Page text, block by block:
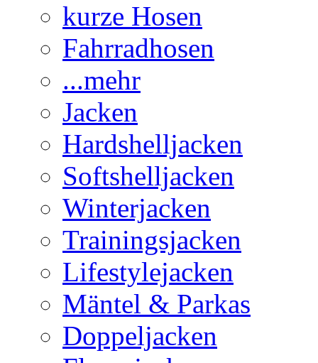
kurze Hosen
Fahrradhosen
...mehr
Jacken
Hardshelljacken
Softshelljacken
Winterjacken
Trainingsjacken
Lifestylejacken
Mäntel & Parkas
Doppeljacken